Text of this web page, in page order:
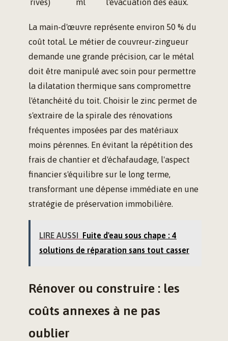
La main-d'œuvre représente environ 50 % du
coût total. Le métier de couvreur-zingueur
demande une grande précision, car le métal
doit être manipulé avec soin pour permettre
la dilatation thermique sans compromettre
l'étanchéité du toit. Choisir le zinc permet de
s'extraire de la spirale des rénovations
fréquentes imposées par des matériaux
moins pérennes. En évitant la répétition des
frais de chantier et d'échafaudage, l'aspect
financier s'équilibre sur le long terme,
transformant une dépense immédiate en une
stratégie de préservation immobilière.
LIRE AUSSI
Fuite d'eau sous chape : 4
solutions de réparation sans tout casser
Rénover ou construire : les
coûts annexes à ne pas
oublier